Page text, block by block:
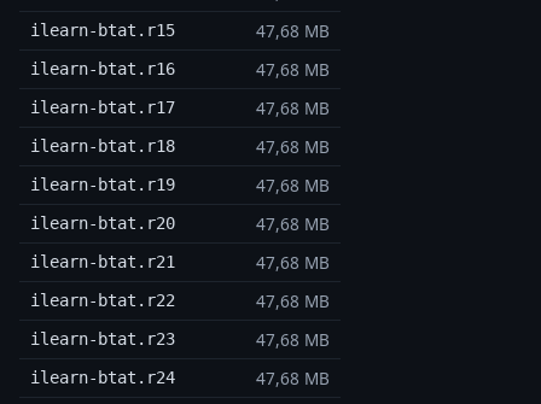
ilearn-btat.r15 47,68 MB
ilearn-btat.r16 47,68 MB
ilearn-btat.r17 47,68 MB
ilearn-btat.r18 47,68 MB
ilearn-btat.r19 47,68 MB
ilearn-btat.r20 47,68 MB
ilearn-btat.r21 47,68 MB
ilearn-btat.r22 47,68 MB
ilearn-btat.r23 47,68 MB
ilearn-btat.r24 47,68 MB